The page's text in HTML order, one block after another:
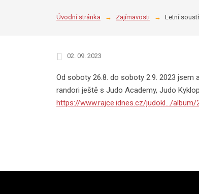
Úvodní stránka Zajímavosti Letní
02. 09. 2023
Od soboty 26.8. do soboty 2.9. 2023
randori ještě s Judo Academy, Judo
https://www.rajce.idnes.cz/judokl.../